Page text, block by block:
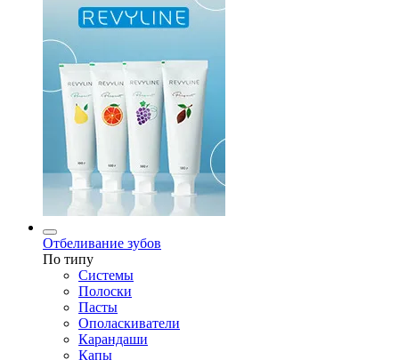
Отбеливание зубов
По типу
Системы
Полоски
Пасты
Ополаскиватели
Карандаши
Капы